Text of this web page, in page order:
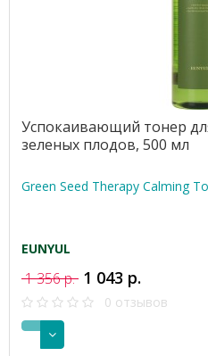
Успокаивающий тонер
зеленых плодов, 500 мл
Green Seed Therapy Calming
EUNYUL
1 356 р. 1 043 р.
0 отзывов